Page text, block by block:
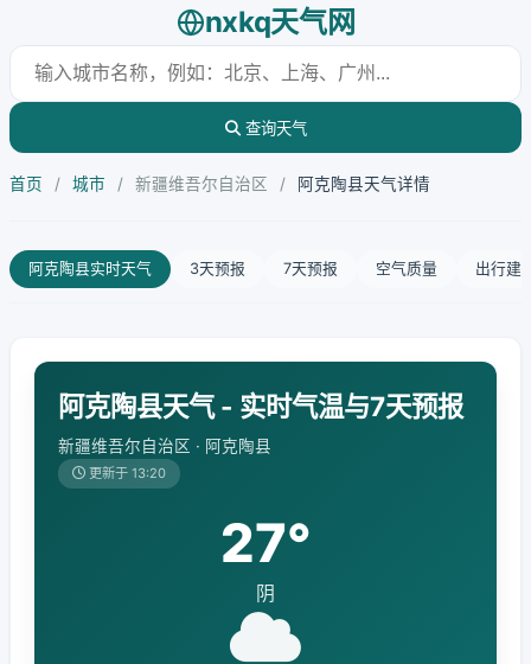
nxkq天气网
查询天气
首页 / 城市 / 新疆维吾尔自治区 / 阿克陶县天气详情
阿克陶县实时天气 3天预报 7天预报 空气质量 出行建
阿克陶县天气 - 实时气温与7天预报
新疆维吾尔自治区 · 阿克陶县
更新于 13:20
27°
阴